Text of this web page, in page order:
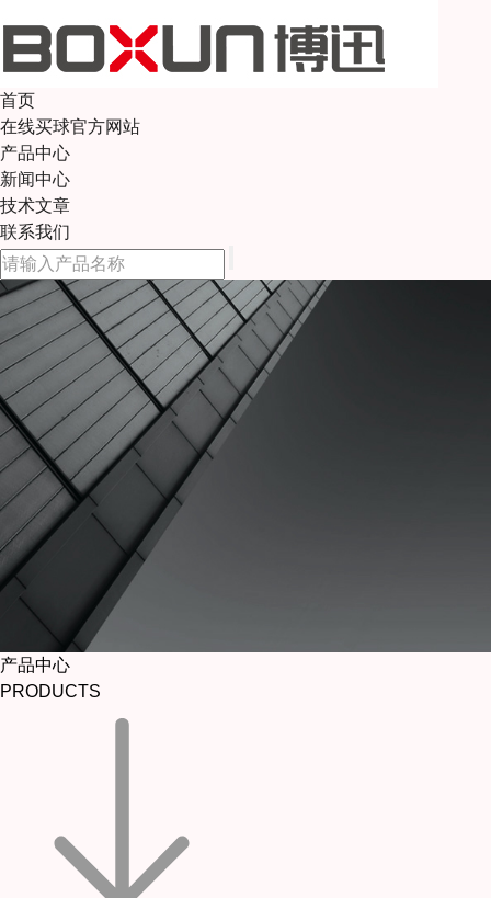
首页
在线买球官方网站
产品中心
新闻中心
技术文章
联系我们
产品中心
PRODUCTS